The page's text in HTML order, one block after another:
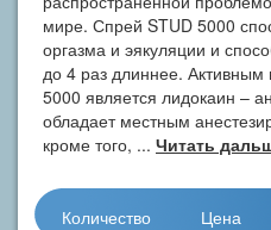
мире. Спрей STUD 5000
оргазма и эякуляции и
до 4 раз длиннее.
5000 является лидокаин –
обладает местным
кроме того, ... Читать
Количество Цена